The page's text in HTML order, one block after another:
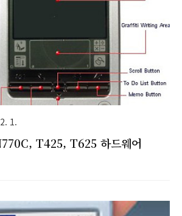
화면의 밝음은 외부의 광량에 의해 다릅
설정등에 의해 다른 경우가 있습..
1.
T425, T625 하드웨어